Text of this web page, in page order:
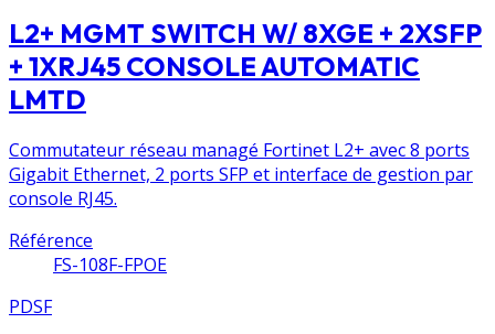
L2+ MGMT SWITCH W/ 8XGE + 2XSFP
+ 1XRJ45 CONSOLE AUTOMATIC
LMTD
Commutateur réseau managé Fortinet L2+ avec 8 ports
Gigabit Ethernet, 2 ports SFP et interface de gestion par
console RJ45.
Référence
FS-108F-FPOE
PDSF